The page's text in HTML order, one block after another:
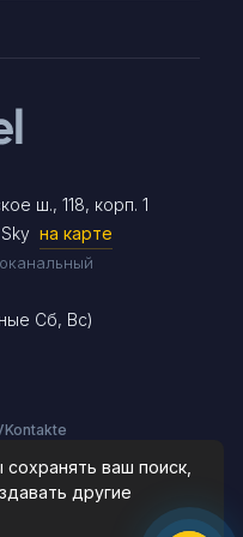
ш., 118, корп. 1
на карте
Сб, Вс)
87
18:30
сохранять ваш поиск,
другие